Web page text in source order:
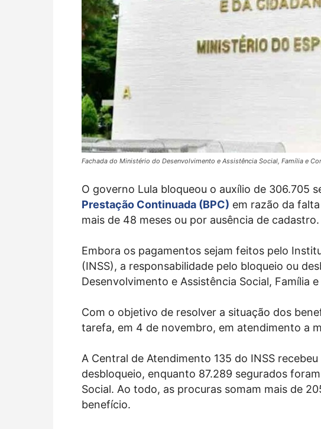
Fachada do Ministério do Desenvolvimento e Assistência Social, Família e
O governo Lula bloqueou o auxílio de 306.705
Prestação Continuada (BPC) em razão da
mais de 48 meses ou por ausência de cadastro.
Embora os pagamentos sejam feitos pelo
(INSS), a responsabilidade pelo bloqueio ou
Desenvolvimento e Assistência Social, Família
Com o objetivo de resolver a situação dos
tarefa, em 4 de novembro, em atendimento a
A Central de Atendimento 135 do INSS
desbloqueio, enquanto 87.289 segurados
Social. Ao todo, as procuras somam mais de
benefício.